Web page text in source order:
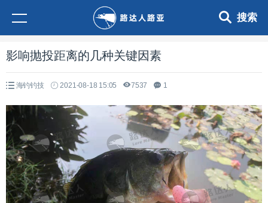
搜索
影响抛投距离的几种关键因素
海钓钓技 2021-08-18 15:05 7537 1